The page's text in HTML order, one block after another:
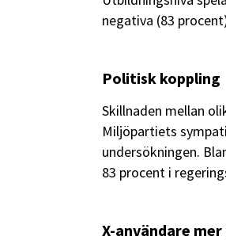
negativa (83
Politisk koppling
Skillnaden mellan
Miljöpartiets
undersökningen.
83 procent i
X-användare